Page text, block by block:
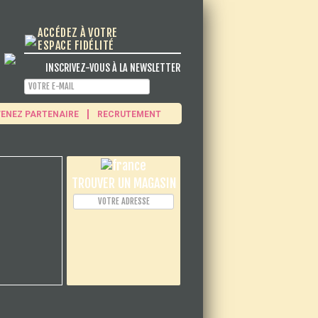
ACCÉDEZ À VOTRE
ESPACE FIDÉLITÉ
INSCRIVEZ-VOUS À LA NEWSLETTER
PARTENAIRE RECRUTEMENT
TROUVER UN MAGASIN